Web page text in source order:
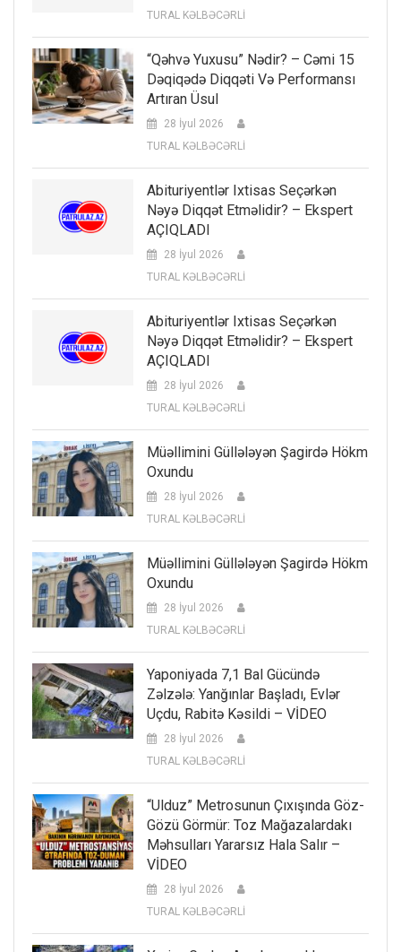
TURAL KƏLBƏCƏRLİ
“Qəhvə Yuxusu” Nədir? – Cəmi 15
Dəqiqədə Diqqəti Və Performansı
Artıran Üsul
28 İyul 2026
TURAL KƏLBƏCƏRLİ
Abituriyentlər Ixtisas Seçərkən
Nəyə Diqqət Etməlidir? – Ekspert
AÇIQLADI
28 İyul 2026
TURAL KƏLBƏCƏRLİ
Abituriyentlər Ixtisas Seçərkən
Nəyə Diqqət Etməlidir? – Ekspert
AÇIQLADI
28 İyul 2026
TURAL KƏLBƏCƏRLİ
Müəllimini Güllələyən Şagirdə Hökm
Oxundu
28 İyul 2026
TURAL KƏLBƏCƏRLİ
Müəllimini Güllələyən Şagirdə Hökm
Oxundu
28 İyul 2026
TURAL KƏLBƏCƏRLİ
Yaponiyada 7,1 Bal Gücündə
Zəlzələ: Yanğınlar Başladı, Evlər
Uçdu, Rabitə Kəsildi – VİDEO
28 İyul 2026
TURAL KƏLBƏCƏRLİ
“Ulduz” Metrosunun Çıxışında Göz-
Gözü Görmür: Toz Mağazalardakı
Məhsulları Yararsız Hala Salır –
VİDEO
28 İyul 2026
TURAL KƏLBƏCƏRLİ